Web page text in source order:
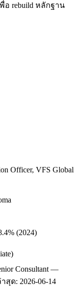
พื่อ rebuild หลักฐาน
Officer, VFS Global
(2024)
Consultant —
าสุด: 2026-06-14